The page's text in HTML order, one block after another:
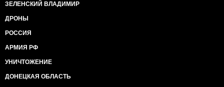
ЗЕЛЕНСКИЙ ВЛАДИМИР
ДРОНЫ
РОССИЯ
АРМИЯ РФ
УНИЧТОЖЕНИЕ
ДОНЕЦКАЯ ОБЛАСТЬ